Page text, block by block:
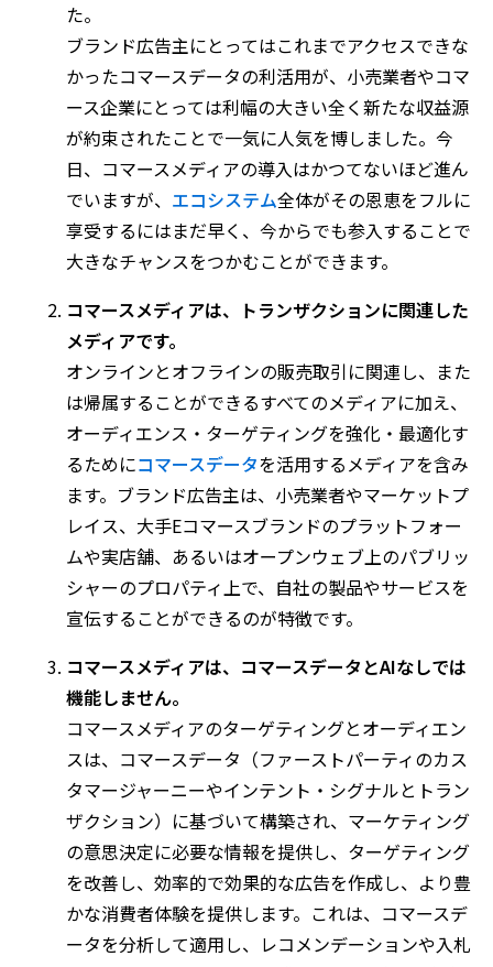
た。
ブランド広告主にとってはこれまでアクセスできな
かったコマースデータの利活用が、小売業者やコマ
ース企業にとっては利幅の大きい全く新たな収益源
が約束されたことで一気に人気を博しました。今
日、コマースメディアの導入はかつてないほど進ん
でいますが、 エコシステム全体がその恩恵をフルに
享受するにはまだ早く、今からでも参入することで
大きなチャンスをつかむことができます。
コマースメディアは、トランザクションに関連した
メディアです。
オンラインとオフラインの販売取引に関連し、また
は帰属することができるすべてのメディアに加え、
オーディエンス・ターゲティングを強化・最適化す
るためにコマースデータを活用するメディアを含み
ます。ブランド広告主は、小売業者やマーケットプ
レイス、大手Eコマースブランドのプラットフォー
ムや実店舗、あるいはオープンウェブ上のパブリッ
シャーのプロパティ上で、自社の製品やサービスを
宣伝することができるのが特徴です。
コマースメディアは、コマースデータとAIなしでは
機能しません。
コマースメディアのターゲティングとオーディエン
スは、コマースデータ（ファーストパーティのカス
タマージャーニーやインテント・シグナルとトラン
ザクション）に基づいて構築され、マーケティング
の意思決定に必要な情報を提供し、ターゲティング
を改善し、効率的で効果的な広告を作成し、より豊
かな消費者体験を提供します。これは、コマースデ
ータを分析して適用し、レコメンデーションや入札